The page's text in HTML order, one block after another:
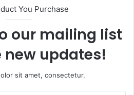
You Purchase
our mailing list
new updates!
sit amet, consectetur.